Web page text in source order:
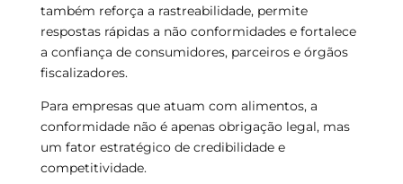
também reforça a rastreabilidade, permite
respostas rápidas a não conformidades e fortalece
a confiança de consumidores, parceiros e órgãos
fiscalizadores.
Para empresas que atuam com alimentos, a
conformidade não é apenas obrigação legal, mas
um fator estratégico de credibilidade e
competitividade.